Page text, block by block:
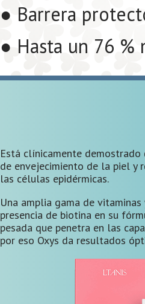
● Barrera
● Hasta un 76
Está clínicamente demostrado
de envejecimiento de la piel y
las células epidérmicas.
Una amplia gama de
presencia de biotina en su
pesada que penetra en las
por eso Oxys da resultados